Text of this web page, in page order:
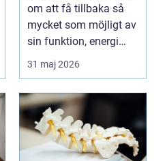
om att få tillbaka så
mycket som möjligt av
sin funktion, energi
och trygghet...
31 maj 2026